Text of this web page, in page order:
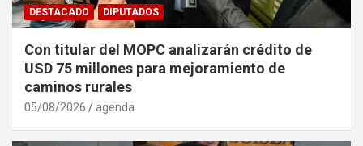
DESTACADO DIPUTADOS
Con titular del MOPC analizarán crédito de
USD 75 millones para mejoramiento de
caminos rurales
05/08/2026 agenda